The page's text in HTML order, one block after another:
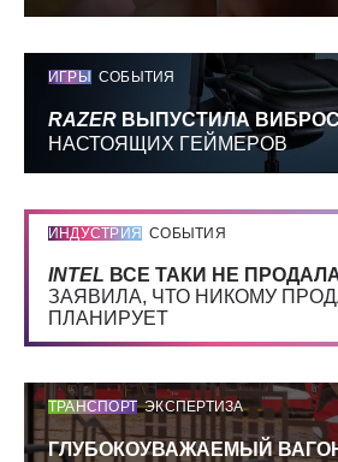
ИГРЫ СОБЫТИЯ
RAZER ВЫПУСТИЛА
НАСТОЯЩИХ ГЕЙМЕРОВ
ИНДУСТРИЯ СОБЫТИЯ
INTEL ВСЕ ТАКИ НЕ
ЗАЯВИЛА, ЧТО НИКОМУ
ПЛАНИРУЕТ
ТРАНСПОРТ ЭКСПЕРТИЗА
ГЛУБОКОУВАЖАЕМЫЙ